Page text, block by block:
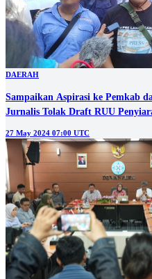
DAERAH
Sampaikan Aspirasi ke Pemkab
Jurnalis Tolak Draft RUU
27 May 2024 07:00 UTC